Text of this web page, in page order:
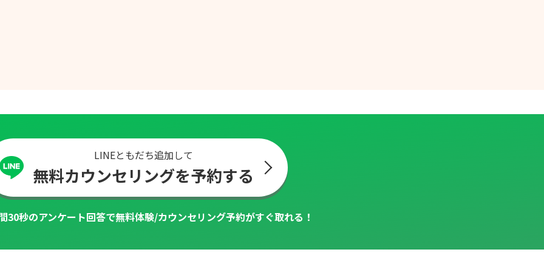
LINEともだち追加して
無料カウンセリングを予約する
30秒のアンケート回答で無料体験/カウンセリング予約がすぐ取れる！